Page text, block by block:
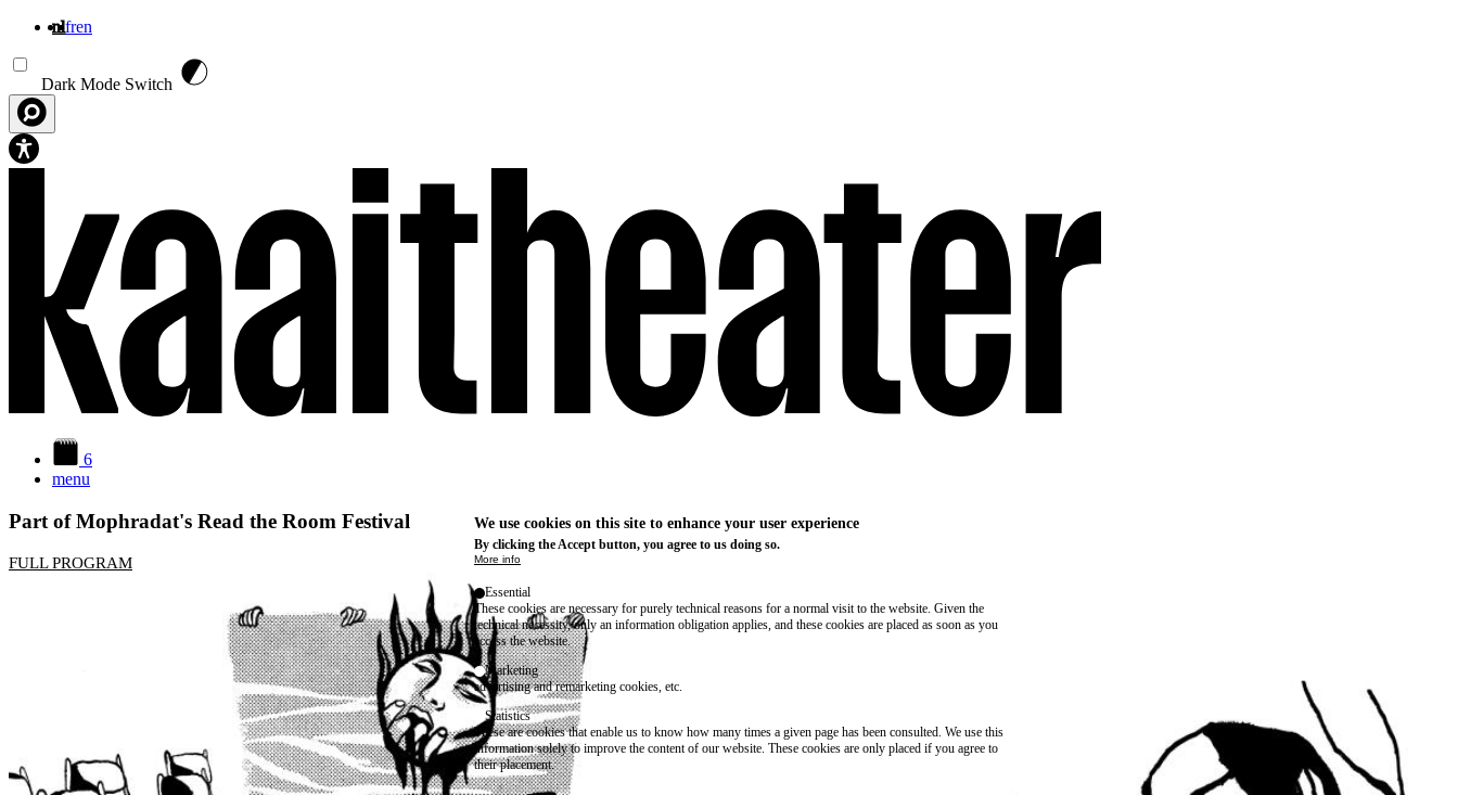
nlfren
Dark Mode Switch
6
menu
Part of Mophradat's Read the Room Festival
FULL PROGRAM
We use cookies on this site to enhance your user experience
By clicking the Accept button, you agree to us doing so.
More info
Essential
These cookies are necessary for purely technical reasons for a normal visit to the website. Given the
technical necessity, only an information obligation applies, and these cookies are placed as soon as you
access the website.
Marketing
advertising and remarketing cookies, etc.
Statistics
These are cookies that enable us to know how many times a given page has been consulted. We use this
information solely to improve the content of our website. These cookies are only placed if you agree to
their placement.